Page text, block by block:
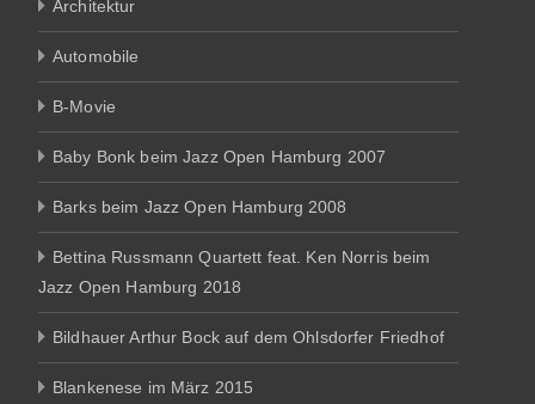
Architektur
Automobile
B-Movie
Baby Bonk beim Jazz Open Hamburg 2007
Barks beim Jazz Open Hamburg 2008
Bettina Russmann Quartett feat. Ken Norris beim
Jazz Open Hamburg 2018
Bildhauer Arthur Bock auf dem Ohlsdorfer Friedhof
Blankenese im März 2015